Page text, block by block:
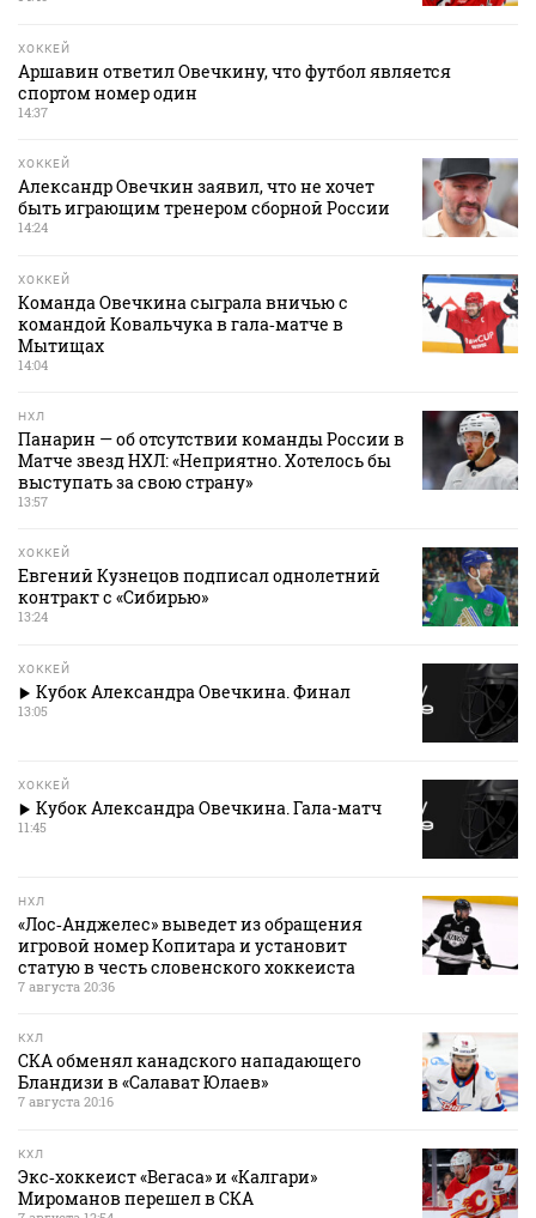
ХОККЕЙ
Аршавин ответил Овечкину, что футбол является
спортом номер один
14:37
ХОККЕЙ
Александр Овечкин заявил, что не хочет
быть играющим тренером сборной России
14:24
ХОККЕЙ
Команда Овечкина сыграла вничью с
командой Ковальчука в гала‑матче в
Мытищах
14:04
НХЛ
Панарин — об отсутствии команды России в
Матче звезд НХЛ: «Неприятно. Хотелось бы
выступать за свою страну»
13:57
ХОККЕЙ
Евгений Кузнецов подписал однолетний
контракт с «Сибирью»
13:24
ХОККЕЙ
Кубок Александра Овечкина. Финал
13:05
ХОККЕЙ
Кубок Александра Овечкина. Гала-матч
11:45
НХЛ
«Лос‑Анджелес» выведет из обращения
игровой номер Копитара и установит
статую в честь словенского хоккеиста
7 августа 20:36
КХЛ
СКА обменял канадского нападающего
Бландизи в «Салават Юлаев»
7 августа 20:16
КХЛ
Экс‑хоккеист «Вегаса» и «Калгари»
Мироманов перешел в СКА